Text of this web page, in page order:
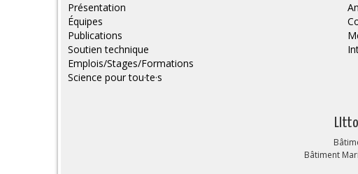
Présentation
Équipes
Publications
Soutien technique
Emplois/Stages/Formations
Science pour tou·te·s
Bâtiment